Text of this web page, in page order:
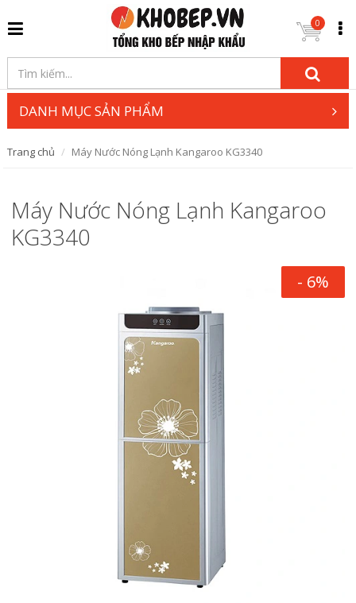
0
DANH MỤC SẢN PHẨM
Trang chủ Máy Nước Nóng Lạnh Kangaroo KG3340
Máy Nước Nóng Lạnh Kangaroo
KG3340
- 6%